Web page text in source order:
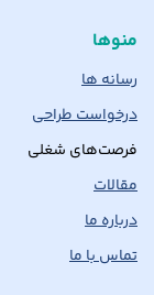
منوها
رسانه ها
درخواست طراحی
فرصت‌های شغلی
مقالات
درباره ما
تماس با ما